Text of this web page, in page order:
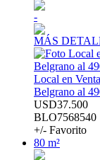
-
MÁS
Local en
Belgrano al
USD37.500
BLO7568540
+/- Favorito
80 m²